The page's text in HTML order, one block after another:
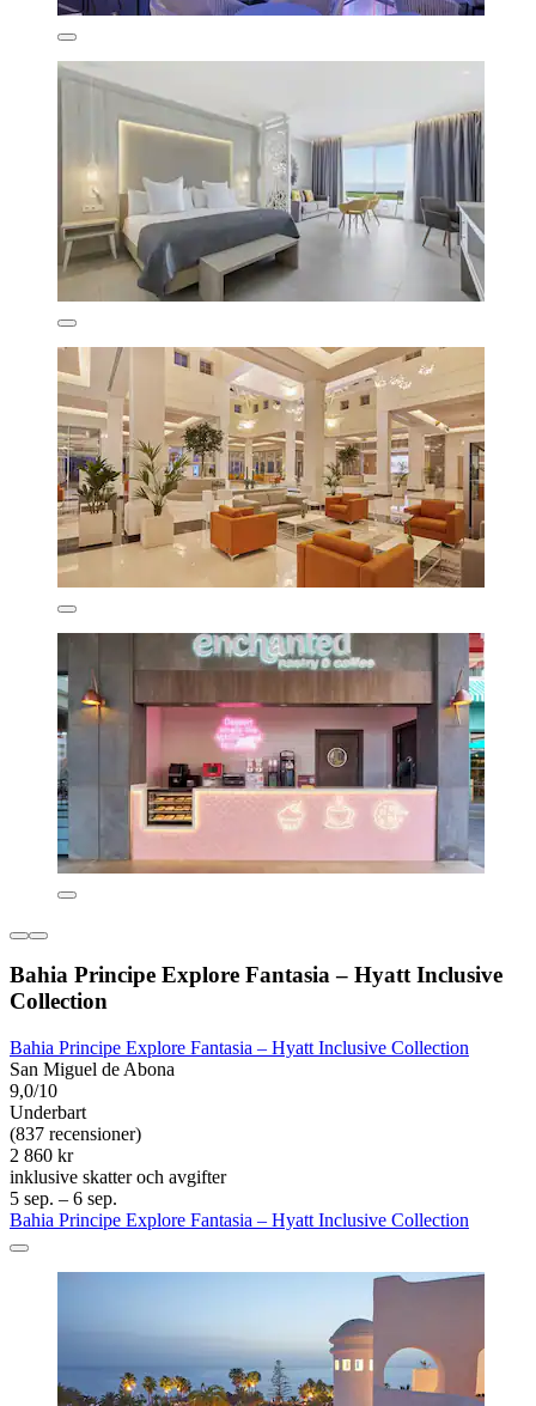
Bahia Principe Explore Fantasia – Hyatt Inclusive
Collection
Bahia Principe Explore Fantasia – Hyatt Inclusive Collection
San Miguel de Abona
9,0/10
Underbart
(837 recensioner)
2 860 kr
inklusive skatter och avgifter
5 sep. – 6 sep.
Bahia Principe Explore Fantasia – Hyatt Inclusive Collection